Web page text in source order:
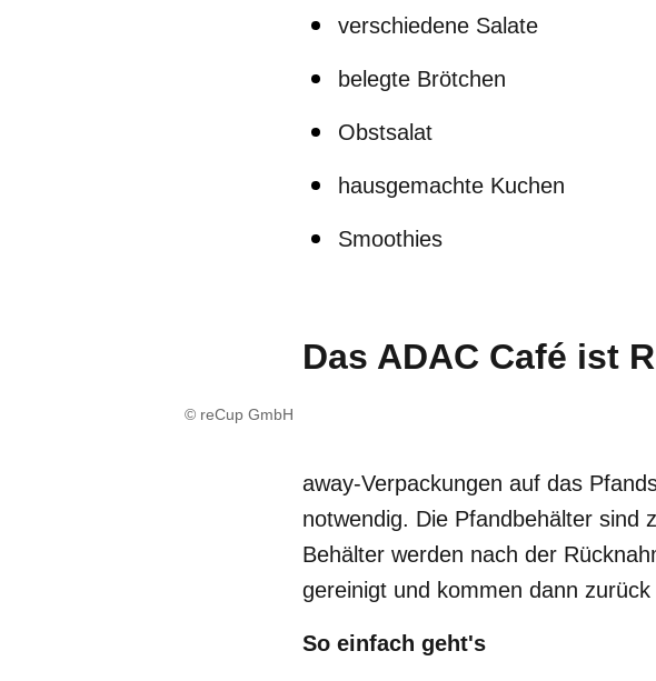
verschiedene Salate
belegte Brötchen
Obstsalat
hausgemachte Kuchen
Smoothies
Das ADAC Café ist
© reCup GmbH
away-Verpackungen auf das
notwendig. Die Pfandbehälter sind
Behälter werden nach der
gereinigt und kommen dann
So einfach geht's